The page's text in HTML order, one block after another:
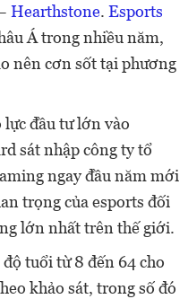
Hearthstone. Esports
Á trong nhiều năm,
nên cơn sốt tại phương
lực đầu tư lớn vào
sát nhập công ty tổ
ngay đầu năm mới
trọng của esports đối
lớn nhất trên thế giới.
tuổi từ 8 đến 64 cho
khảo sát, trong số đó